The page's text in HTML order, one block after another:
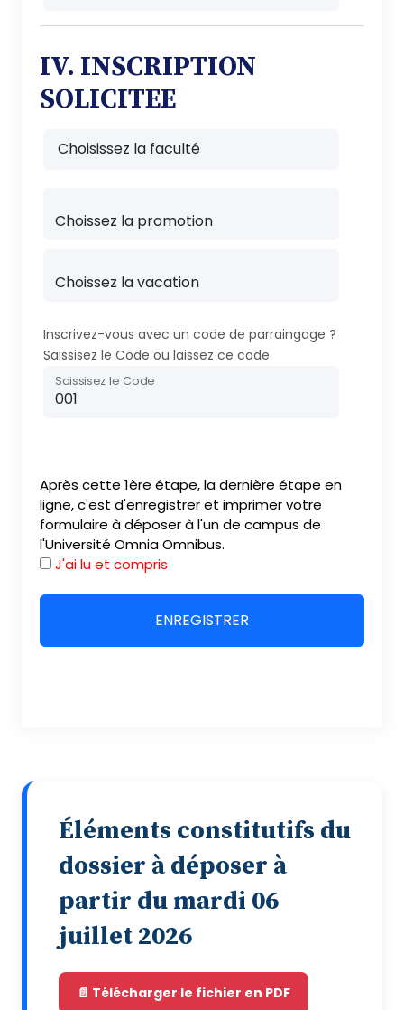
IV. INSCRIPTION
SOLICITEE
Inscrivez-vous avec un code de parraingage ?
Saissisez le Code ou laissez ce code
Saissisez le Code
Après cette 1ère étape, la dernière étape en
ligne, c'est d'enregistrer et imprimer votre
formulaire à déposer à l'un de campus de
l'Université Omnia Omnibus.
J'ai lu et compris
ENREGISTRER
Éléments constitutifs du
dossier à déposer à
partir du mardi 06
juillet 2026
📄 Télécharger le fichier en PDF